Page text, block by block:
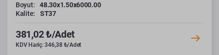
Boyut:
48.30x1.50x6000.00
Kalite:
ST37
381,02 ₺/Adet
KDV Hariç: 346,38 ₺/Adet